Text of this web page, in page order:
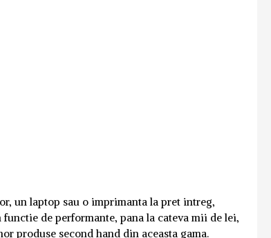
un laptop sau o imprimanta la pret intreg,
de performante, pana la cateva mii de lei,
produse second hand din aceasta gama.